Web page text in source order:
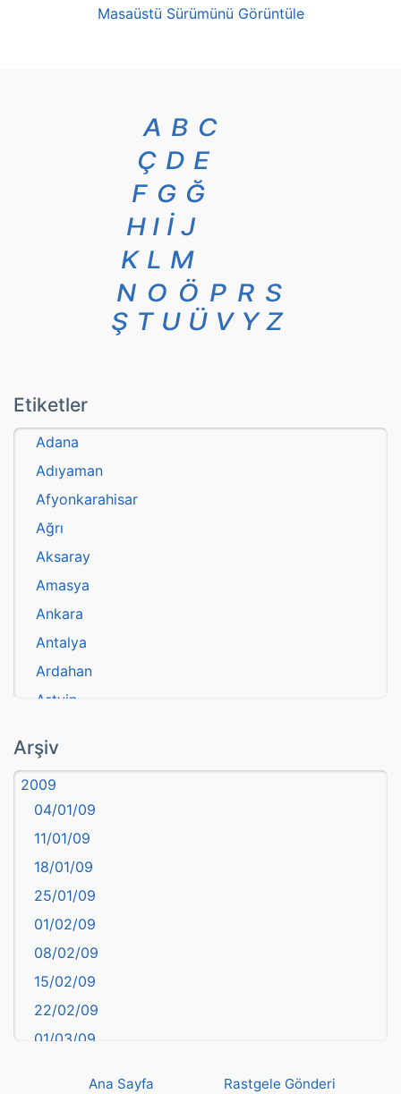
Masaüstü Sürümünü Görüntüle
A B C
Ç D E
F G Ğ
H I İ J
K L M
N O Ö P R S
Ş T U Ü V Y Z
Etiketler
Adana
Adıyaman
Afyonkarahisar
Ağrı
Aksaray
Amasya
Ankara
Antalya
Ardahan
Artvin
Aydın
Balıkesir
Bartın
başkentler
Batman
Bayburt
Bilecik
Bingöl
Bitlis
Bolu
Burdur
Arşiv
2009
04/01/09
11/01/09
18/01/09
25/01/09
01/02/09
08/02/09
15/02/09
22/02/09
01/03/09
Ana Sayfa Rastgele Gönderi